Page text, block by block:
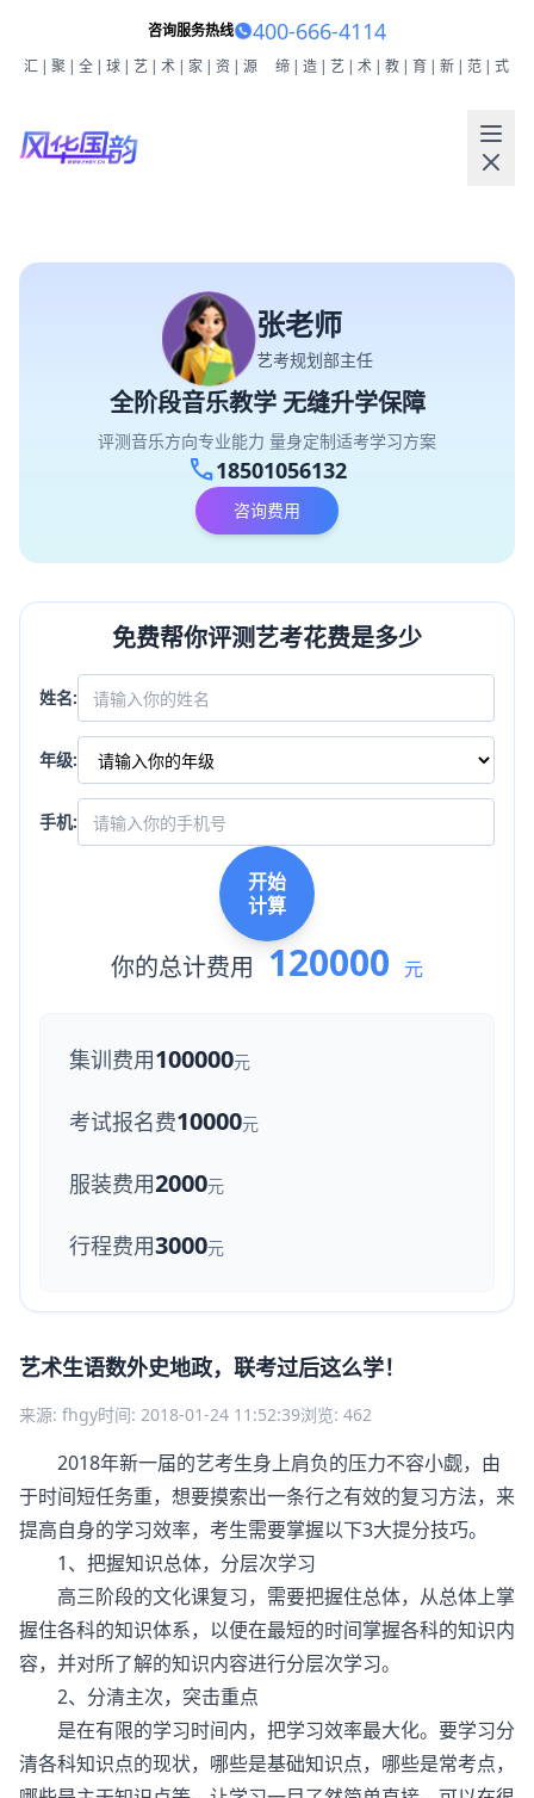
咨询服务热线 400-666-4114
汇|聚|全|球|艺|术|家|资|源 缔|造|艺|术|教|育|新|范|式
张老师
艺考规划部主任
全阶段音乐教学 无缝升学保障
评测音乐方向专业能力 量身定制适考学习方案
call18501056132
咨询费用
免费帮你评测艺考花费是多少
姓名:
年级:
手机:
开始
计算
你的总计费用 120000 元
集训费用100000元
考试报名费10000元
服装费用2000元
行程费用3000元
艺术生语数外史地政，联考过后这么学！
来源: fhgy时间: 2018-01-24 11:52:39浏览: 462
2018年新一届的艺考生身上肩负的压力不容小觑，由
于时间短任务重，想要摸索出一条行之有效的复习方法，来
提高自身的学习效率，考生需要掌握以下3大提分技巧。
1、把握知识总体，分层次学习
高三阶段的文化课复习，需要把握住总体，从总体上掌
握住各科的知识体系，以便在最短的时间掌握各科的知识内
容，并对所了解的知识内容进行分层次学习。
2、分清主次，突击重点
是在有限的学习时间内，把学习效率最大化。要学习分
清各科知识点的现状，哪些是基础知识点，哪些是常考点，